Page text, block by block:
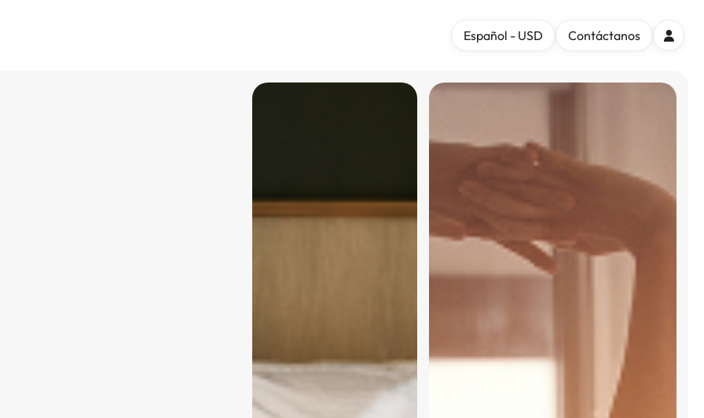
Español - USD Contáctanos